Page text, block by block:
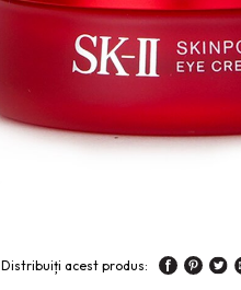
Distribuiți acest produs: